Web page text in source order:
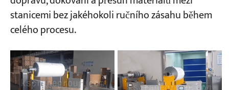
stanicemi bez jakéhokoli ručního zásahu během
celého procesu.